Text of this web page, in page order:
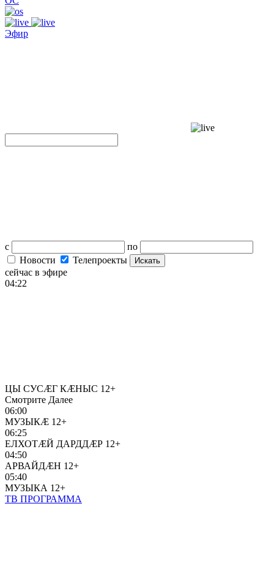
Эфир
с
по
Новости
Телепроекты Искать
сейчас в эфире
04:22
ЦЫ СУСÆГ КÆНЫС 12+
Смотрите Далее
06:00
МУЗЫКÆ 12+
06:25
ЕЛХОТÆЙ ДАРДДÆР 12+
04:50
АРВАЙДÆН 12+
05:40
МУЗЫКА 12+
ТВ ПРОГРАММА